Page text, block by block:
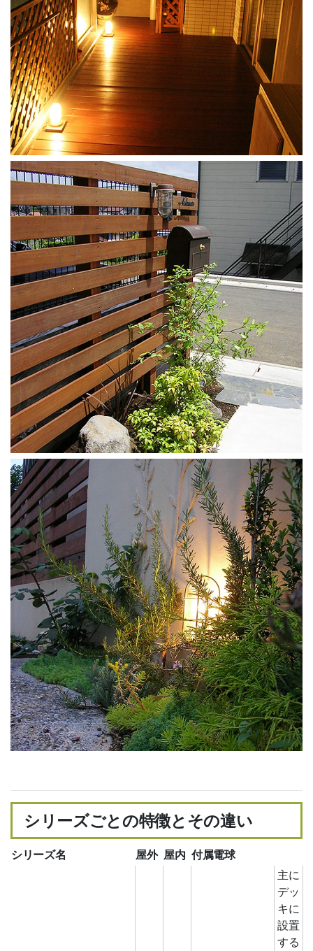
シリーズごとの特徴とその違い
シリーズ名 屋外 屋内 付属電球
主に
デッ
キに
設置
する